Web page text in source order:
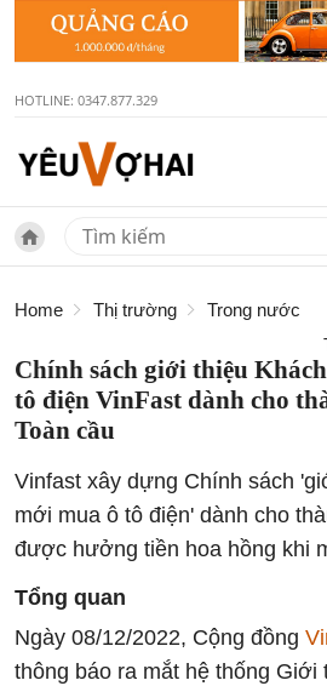
HOTLINE: 0347.877.329
Home Thị trường
Trong nước
Chính sách giới thiệu
tô điện VinFast dành cho
Toàn cầu
Vinfast xây dựng Chính sách
mới mua ô tô điện' dành cho
được hưởng tiền hoa hồng khi
Tổng quan
Ngày 08/12/2022, Cộng đồng
thông báo ra mắt hệ thống Giới